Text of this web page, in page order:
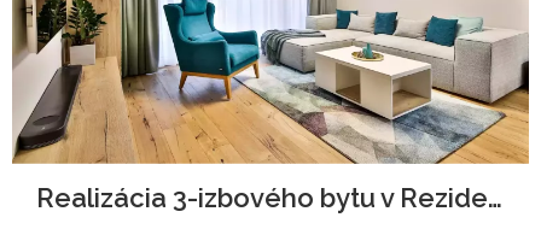
Realizácia 3-izbového bytu v Rezidencie Pri mýte